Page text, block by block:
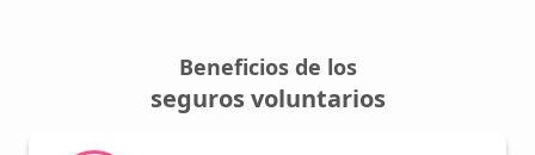
Beneficios de los
seguros voluntarios